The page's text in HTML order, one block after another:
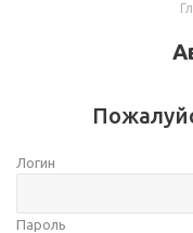
Логин
Пароль